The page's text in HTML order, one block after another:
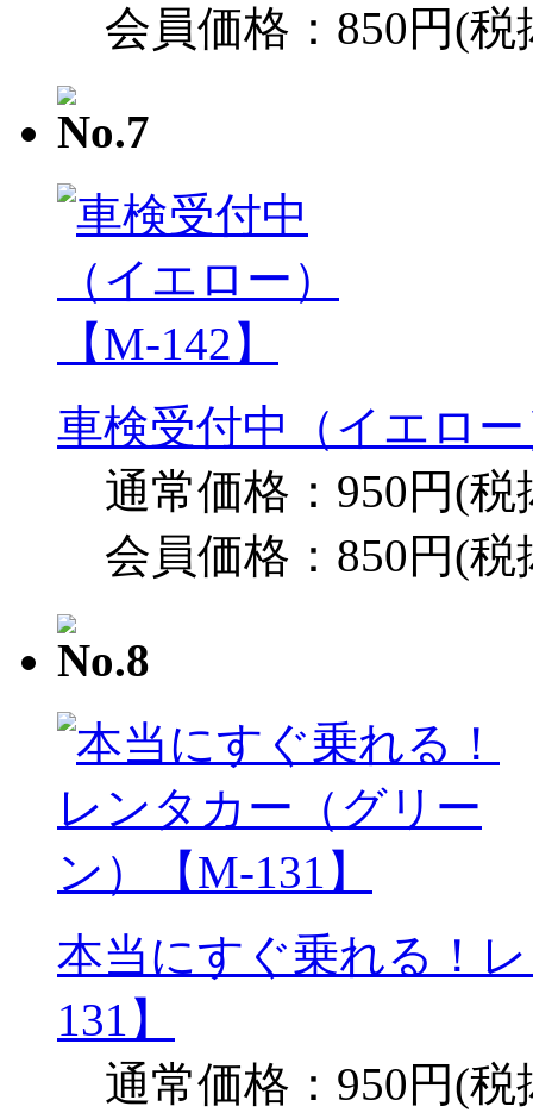
会員価格：850円(税
車検受付中（イエロ
通常価格：950円(税
会員価格：850円(税
本当にすぐ乗れる！
131】
通常価格：950円(税